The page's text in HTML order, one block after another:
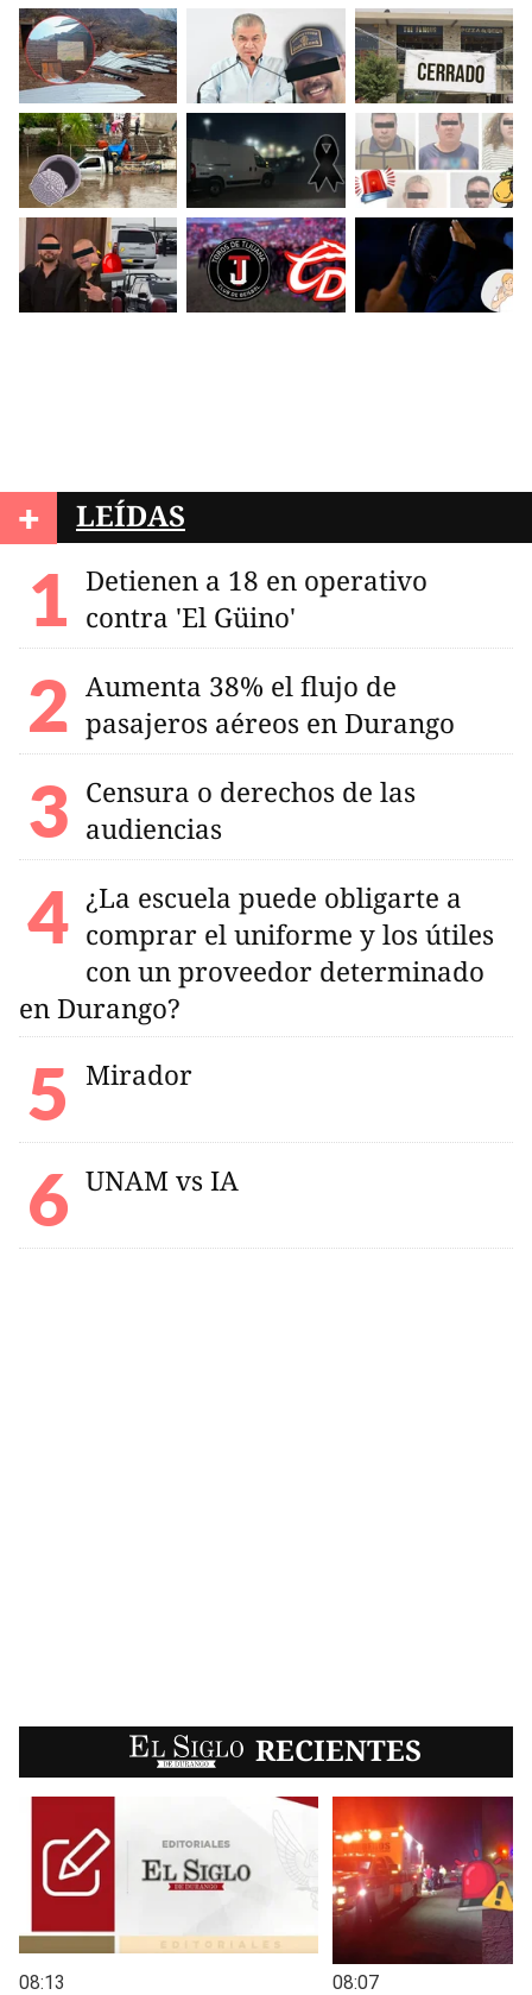
+ LEÍDAS
Detienen a 18 en operativo
contra 'El Güino'
Aumenta 38% el flujo de
pasajeros aéreos en Durango
Censura o derechos de las
audiencias
¿La escuela puede obligarte a
comprar el uniforme y los útiles
con un proveedor determinado
en Durango?
Mirador
UNAM vs IA
EL SIGLO RECIENTES